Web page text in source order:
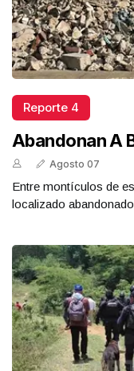
Reporte 4
Abandonan A
Agosto 07
Entre montículos de
localizado